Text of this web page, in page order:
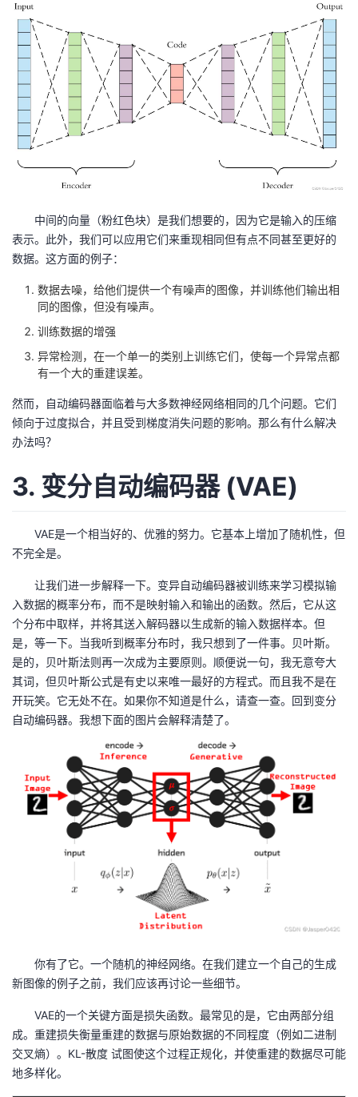
我
的
程
我
认
证
的
实
我
的
藏
的
技
支
持
我
的
声
建
中间的向量（粉红色块）是我们想要的，因为它是输入的压缩
表示。此外，我们可以应用它们来重现相同但有点不同甚至更好的
数据。这方面的例子：
数据去噪，给他们提供一个有噪声的图像，并训练他们输出相
同的图像，但没有噪声。
训练数据的增强
异常检测，在一个单一的类别上训练它们，使每一个异常点都
有一个大的重建误差。
然而，自动编码器面临着与大多数神经网络相同的几个问题。它们
倾向于过度拟合，并且受到梯度消失问题的影响。那么有什么解决
办法吗？
3. 变分自动编码器 (VAE)
VAE是一个相当好的、优雅的努力。它基本上增加了随机性，但
不完全是。
让我们进一步解释一下。变异自动编码器被训练来学习模拟输
入数据的概率分布，而不是映射输入和输出的函数。然后，它从这
个分布中取样，并将其送入解码器以生成新的输入数据样本。但
是，等一下。当我听到概率分布时，我只想到了一件事。贝叶斯。
是的，贝叶斯法则再一次成为主要原则。顺便说一句，我无意夸大
其词，但贝叶斯公式是有史以来唯一最好的方程式。而且我不是在
开玩笑。它无处不在。如果你不知道是什么，请查一查。回到变分
自动编码器。我想下面的图片会解释清楚了。
你有了它。一个随机的神经网络。在我们建立一个自己的生成
新图像的例子之前，我们应该再讨论一些细节。
VAE的一个关键方面是损失函数。最常见的是，它由两部分组
成。重建损失衡量重建的数据与原始数据的不同程度（例如二进制
交叉熵）。KL-散度 试图使这个过程正规化，并使重建的数据尽可能
地多样化。